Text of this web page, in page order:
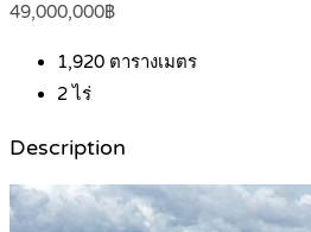
49,000,000฿
1,920 ตารางเมตร
2ไร่
Description